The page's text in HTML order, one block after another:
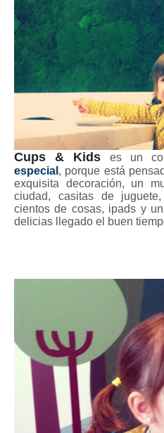
Cups & Kids es un
especial , porque está
exquisita decoración, un
ciudad, casitas de
cientos de cosas, ipads y
delicias llegado el buen